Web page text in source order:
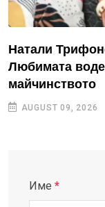
Натали
Любимата
майчинството
AUGUST 09, 2026
Име *